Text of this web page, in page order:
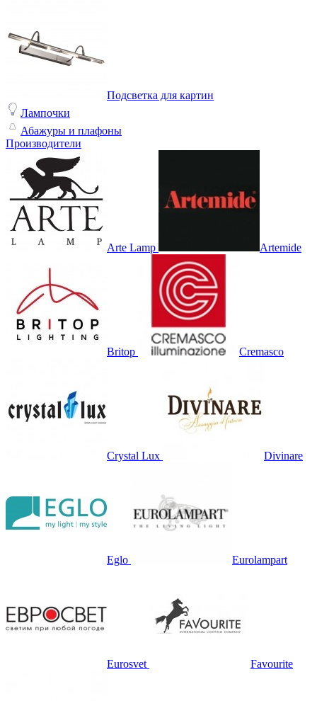
Подсветка для картин
Лампочки
Абажуры и плафоны
Производители
Arte Lamp Artemide
Britop Cremasco
Crystal Lux Divinare
Eglo Eurolampart
Eurosvet Favourite